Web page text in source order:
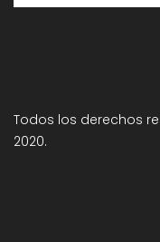
Todos los derechos
2020.